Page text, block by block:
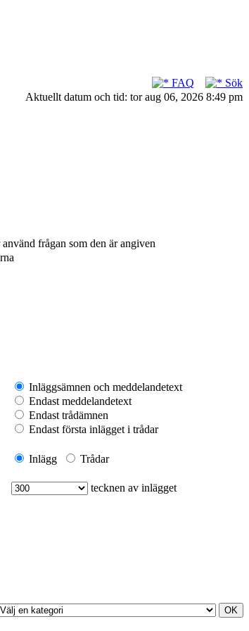
FAQ
Sök
Aktuellt datum och tid: tor aug 06, 2026 8:49 pm
frågan som den är angiven
Inläggsämnen och meddelandetext
Endast meddelandetext
Endast trådämnen
Endast första inlägget i trådar
Inlägg Trådar
tecknen av inlägget